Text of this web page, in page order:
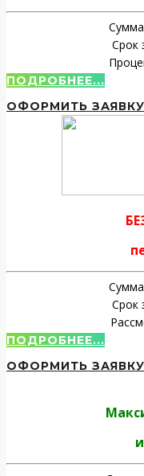
Срок
ПОДРОБНЕЕ...
ОФОРМИТЬ ЗАЯВКУ
Срок
ПОДРОБНЕЕ...
ОФОРМИТЬ ЗАЯВКУ